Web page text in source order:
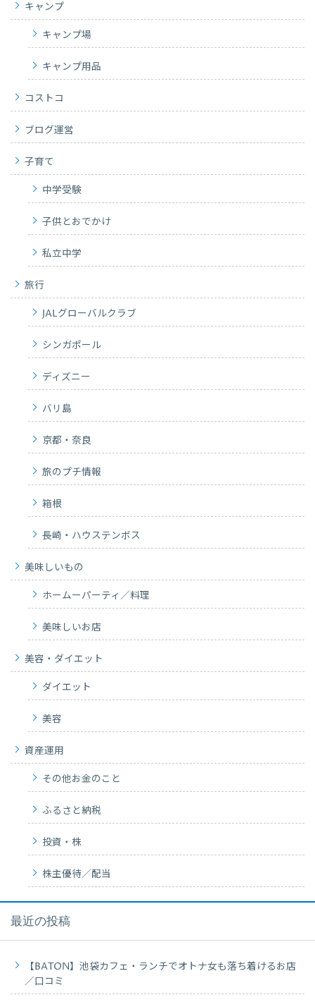
キャンプ
キャンプ場
キャンプ用品
コストコ
ブログ運営
子育て
中学受験
子供とおでかけ
私立中学
旅行
JALグローバルクラブ
シンガポール
ディズニー
バリ島
京都・奈良
旅のプチ情報
箱根
長崎・ハウステンボス
美味しいもの
ホームーパーティ／料理
美味しいお店
美容・ダイエット
ダイエット
美容
資産運用
その他お金のこと
ふるさと納税
投資・株
株主優待／配当
最近の投稿
【BATON】池袋カフェ・ランチでオトナ女も落ち着けるお店
／口コミ